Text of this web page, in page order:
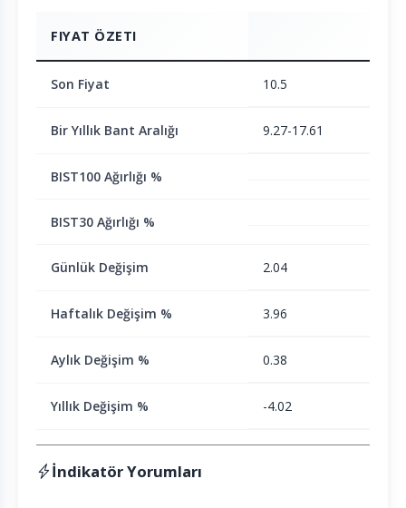
FIYAT ÖZETI
Son Fiyat 10.5
Bir Yıllık Bant Aralığı 9.27-17.61
BIST100 Ağırlığı %
BIST30 Ağırlığı %
Günlük Değişim 2.04
Haftalık Değişim % 3.96
Aylık Değişim % 0.38
Yıllık Değişim % -4.02
İndikatör Yorumları